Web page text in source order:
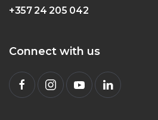
+357 24 205 042
Connect with us